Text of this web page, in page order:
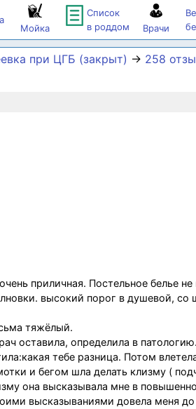
Мойка
Список
в роддом
Врачи
при ЦГБ (закрыт) → 258
приличная. Постельное белье
высокий порог в душевой, со
тяжёлый.
оставила, определила в
тебе разница. Потом
и бегом шла делать клизму (
она высказывала мне в
высказываниями довела меня